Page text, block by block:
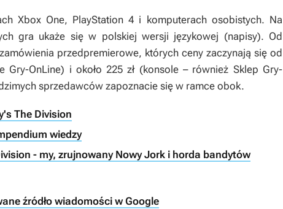
Xbox One, PlayStation 4 i komputerach osobistych. Na
gra ukaże się w polskiej wersji językowej (napisy). Od
przedpremierowe, których ceny zaczynają się od
Gry-OnLine) i około 225 zł (konsole – również Sklep Gry-
sprzedawców zapoznacie się w ramce obok.
The Division
wiedzy
- my, zrujnowany Nowy Jork i horda bandytów
źródło wiadomości w Google